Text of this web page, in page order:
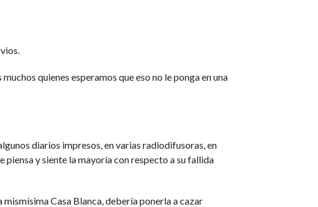
quienes esperamos que eso no le ponga en una
diarios impresos, en varias radiodifusoras, en
piensa y siente la mayoría con respecto a su fallida
Casa Blanca, debería ponerla a cazar